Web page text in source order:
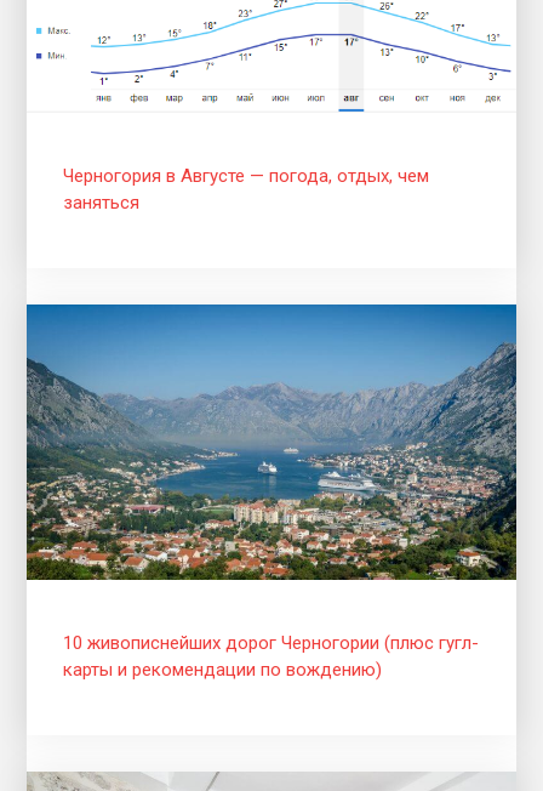
Черногория в Августе — погода, отдых, чем
заняться
10 живописнейших дорог Черногории (плюс гугл-
карты и рекомендации по вождению)